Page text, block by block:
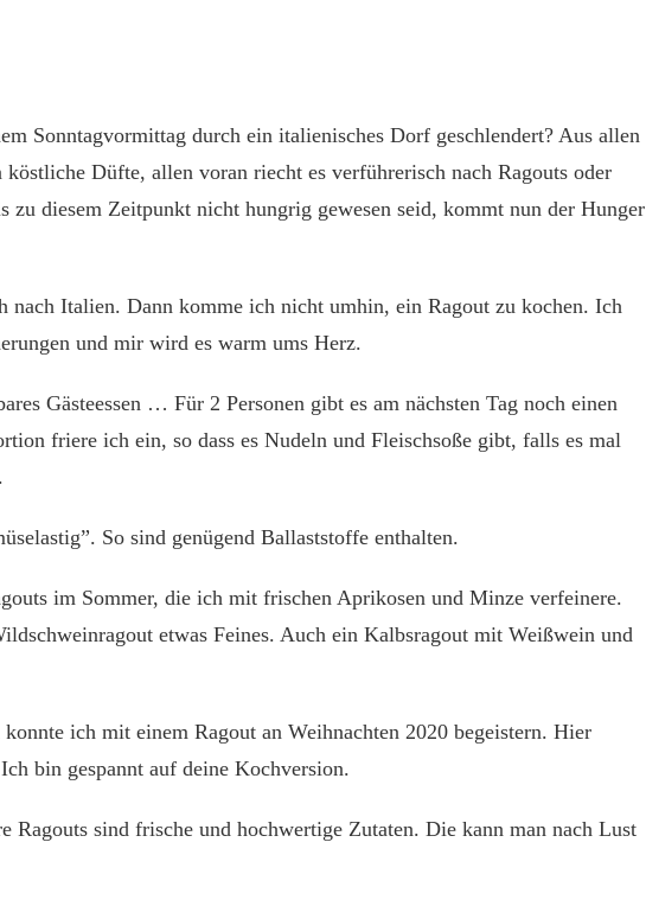
Sonntagvormittag durch ein italienisches Dorf geschlendert? Aus allen
köstliche Düfte, allen voran riecht es verführerisch nach Ragouts oder
zu diesem Zeitpunkt nicht hungrig gewesen seid, kommt nun der Hunger
nach Italien. Dann komme ich nicht umhin, ein Ragout zu kochen. Ich
und mir wird es warm ums Herz.
Gästeessen … Für 2 Personen gibt es am nächsten Tag noch einen
friere ich ein, so dass es Nudeln und Fleischsoße gibt, falls es mal
So sind genügend Ballaststoffe enthalten.
im Sommer, die ich mit frischen Aprikosen und Minze verfeinere.
etwas Feines. Auch ein Kalbsragout mit Weißwein und
ich mit einem Ragout an Weihnachten 2020 begeistern. Hier
bin gespannt auf deine Kochversion.
Ragouts sind frische und hochwertige Zutaten. Die kann man nach Lust